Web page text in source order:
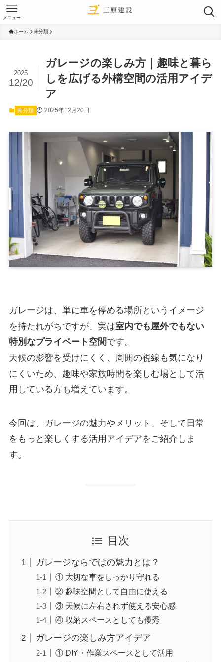
メニュー
ホーム 未分類
ガレージの楽しみ方｜趣味と暮ら
しを広げる外構空間の活用アイデ
ア
2025
12/20
未分類 2025年12月20日
ガレージは、単に車を停める場所というイメージ
を持たれがちですが、実は室内でも屋外でもない
特別なプライベート空間です。
天候の影響を受けにくく、周囲の視線も気になり
にくいため、趣味や家族時間を楽しむ場として活
用している方も増えています。
今回は、ガレージの魅力やメリット、そして日常
をもっと楽しくする活用アイデアをご紹介しま
す。
目次
ガレージならではの魅力とは？
① 大切な車をしっかり守れる
② 趣味空間として自由に使える
③ 天候に左右されず使える安心感
④ 収納スペースとしても優秀
ガレージの楽しみ方アイデア
① DIY・作業スペースとして活用